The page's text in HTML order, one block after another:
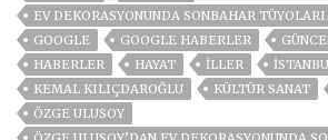
EV DEKORASYONUNDA SONBAHAR
GOOGLE
GOOGLE HABERLER
HABERLER
HAYAT İLLER
KEMAL KILIÇDAROĞLU
KÜLTÜR SANAT
ÖZGE ULUSOY